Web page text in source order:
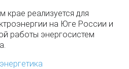
крае реализуется для
на Юге России и
работы энергосистем
энергетика